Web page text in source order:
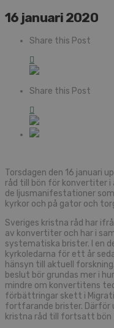
16 januari 2020
Share this Post
Share this Post
Torsdagen den 16 januari
råd till bön för konvertiter i
de ljusmanifestationer
kyrkor och på gator och
Sveriges kristna råd har
av konvertiter och har i
systematiska brister. I en
kyrkoledarna för ett år
hänsyn till aktuell
beslut bör grundas mer i
mindre om konvertitens
förbättringar skett i
fortfarande brister. Därför
kristna råd till fortsatt